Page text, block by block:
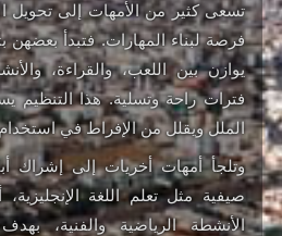
تسعى كثير من الأمهات إلى تحويل
فرصة لبناء المهارات. فتبدأ
يوازن بين اللعب، والقراءة،
فترات راحة وتسلية. هذا التنظيم
الملل ويقلل من الإفراط في استخدام
وتلجأ أمهات أخريات إلى إشراك
صيفية مثل تعلم اللغة
الأنشطة الرياضية والفنية،